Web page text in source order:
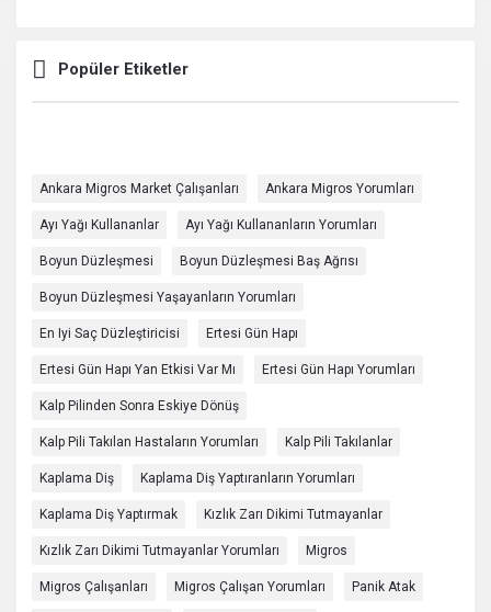
Popüler Etiketler
Ankara Migros Market Çalışanları Ankara Migros Yorumları
Ayı Yağı Kullananlar Ayı Yağı Kullananların Yorumları
Boyun Düzleşmesi Boyun Düzleşmesi Baş Ağrısı
Boyun Düzleşmesi Yaşayanların Yorumları
En Iyi Saç Düzleştiricisi Ertesi Gün Hapı
Ertesi Gün Hapı Yan Etkisi Var Mı Ertesi Gün Hapı Yorumları
Kalp Pilinden Sonra Eskiye Dönüş
Kalp Pili Takılan Hastaların Yorumları Kalp Pili Takılanlar
Kaplama Diş Kaplama Diş Yaptıranların Yorumları
Kaplama Diş Yaptırmak Kızlık Zarı Dikimi Tutmayanlar
Kızlık Zarı Dikimi Tutmayanlar Yorumları Migros
Migros Çalışanları Migros Çalışan Yorumları Panik Atak